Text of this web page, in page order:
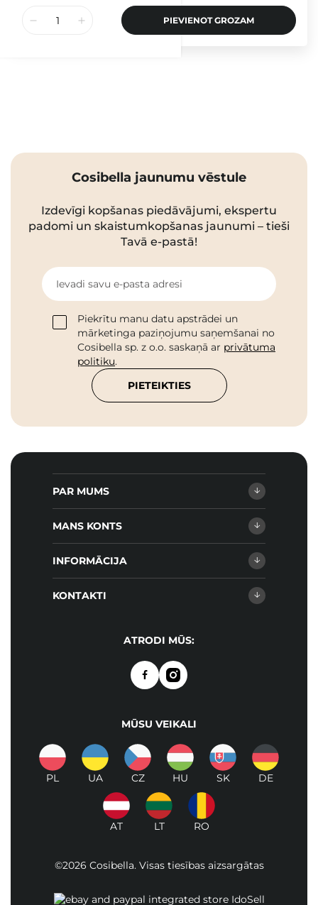
PIEVIENOT GROZAM
Cosibella jaunumu vēstule
Izdevīgi kopšanas piedāvājumi, ekspertu
padomi un skaistumkopšanas jaunumi – tieši
Tavā e-pastā!
Ievadi savu e-pasta adresi
Piekrītu manu datu apstrādei un
mārketinga paziņojumu saņemšanai no
Cosibella sp. z o.o. saskaņā ar privātuma
politiku.
PIETEIKTIES
PAR MUMS
MANS KONTS
INFORMĀCIJA
KONTAKTI
ATRODI MŪS:
MŪSU VEIKALI
PL UA CZ HU SK DE
AT LT RO
©2026 Cosibella. Visas tiesības aizsargātas